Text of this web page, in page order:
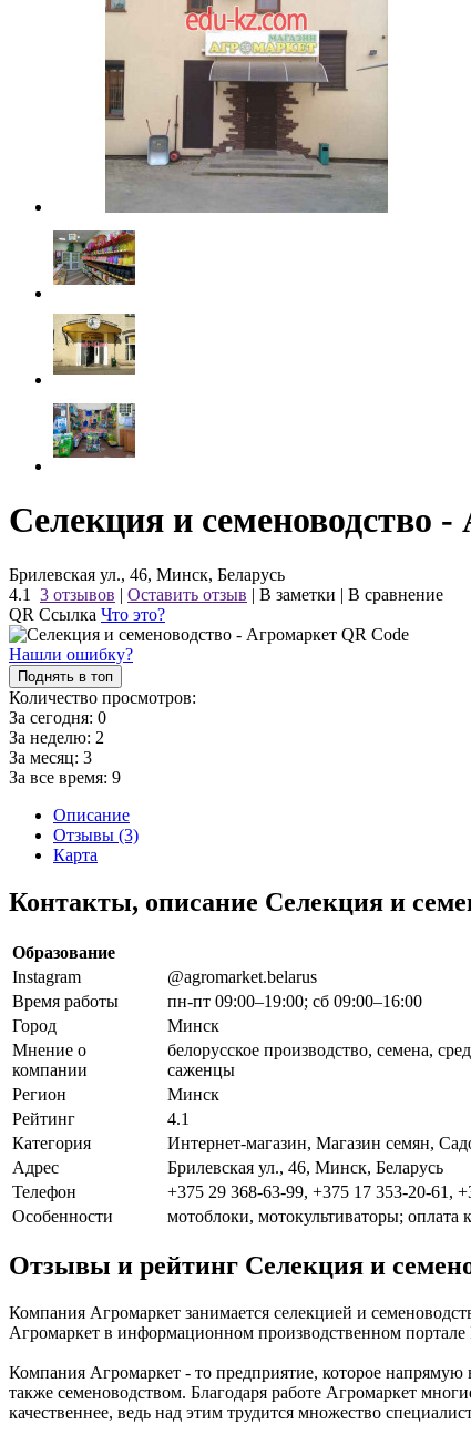
Селекция и семеноводство -
Брилевская ул., 46, Минск, Беларусь
4.1
3 отзывов | Оставить отзыв | В заметки | В сравнение
QR Ссылка Что это?
Нашли ошибку?
Поднять в топ
Количество просмотров:
За сегодня: 0
За неделю: 2
За месяц: 3
За все время: 9
Описание
Отзывы (3)
Карта
Контакты, описание Селекция и
Образование
Instagram
@agromarket.belarus
Время работы
пн-пт 09:00–19:00; сб 09:00–16:00
Город
Минск
Мнение о
компании
белорусское производство, семена,
саженцы
Регион
Минск
Рейтинг
4.1
Категория
Интернет-магазин, Магазин семян,
Адрес
Брилевская ул., 46, Минск, Беларусь
Телефон
+375 29 368-63-99, +375 17 353-20-61,
Особенности
мотоблоки, мотокультиваторы; оплата
Отзывы и рейтинг Селекция и
Компания Агромаркет занимается селекцией и
Агромаркет в информационном производственном
Компания Агромаркет - то предприятие, которое напрямую
также семеноводством. Благодаря работе Агромаркет
качественнее, ведь над этим трудится множество